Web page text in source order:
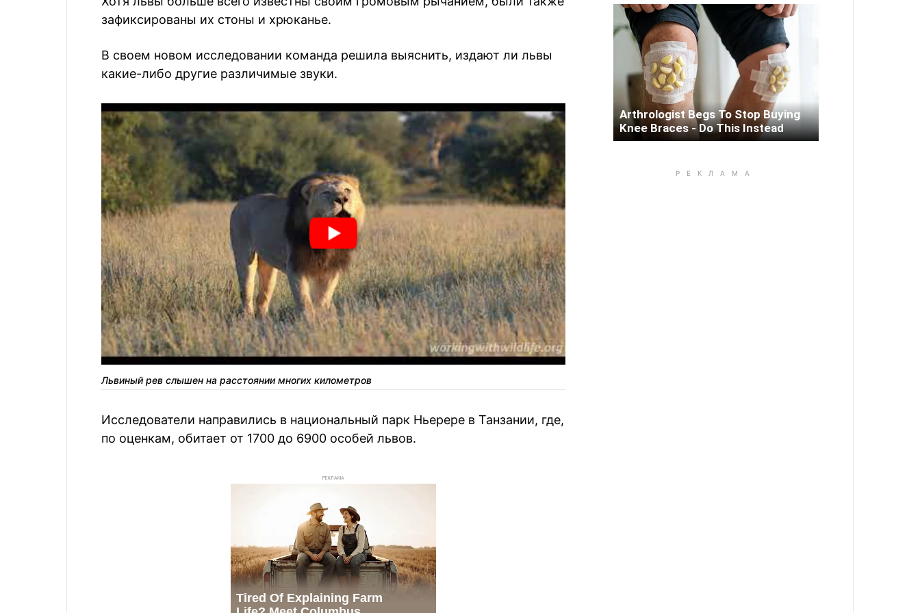
зафиксированы их стоны и хрюканье.
В своем новом исследовании команда решила выяснить, издают ли львы
какие-либо другие различимые звуки.
Львиный рев слышен на расстоянии многих километров
Исследователи направились в национальный парк Ньерере в Танзании, где,
по оценкам, обитает от 1700 до 6900 особей львов.
РЕКЛАМА